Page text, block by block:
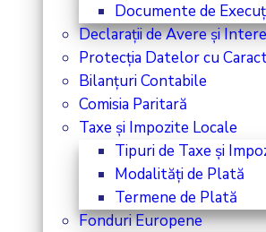
Documente de
Declarații de Avere și
Protecția Datelor cu
Bilanțuri Contabile
Comisia Paritară
Taxe și Impozite Locale
Tipuri de Taxe și
Modalități de Plată
Termene de Plată
Fonduri Europene